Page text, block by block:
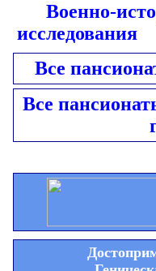
Военно-
исследования
Все
Все